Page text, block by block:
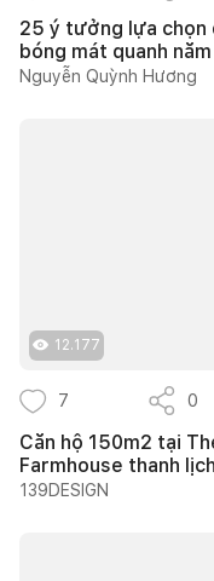
25 ý tưởng lựa chọn
bóng mát quanh
Nguyễn Quỳnh Hương
12.177
7 0
Căn hộ 150m2 tại
Farmhouse thanh
139DESIGN